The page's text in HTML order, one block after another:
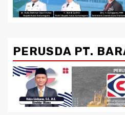
PERUSDA PT.